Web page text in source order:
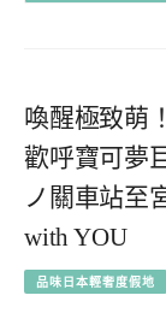
喚醒極致萌
歡呼寶可夢
ノ關車站至
with YOU
品味日本輕奢度假地